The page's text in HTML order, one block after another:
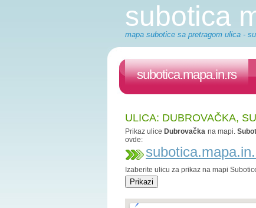
subotica
mapa subotice sa pretragom ulica -
subotica.mapa.in.rs
ULICA: DUBROVAČKA,
Prikaz ulice Dubrovačka na mapi.
ovde:
Izaberite ulicu za prikaz na mapi